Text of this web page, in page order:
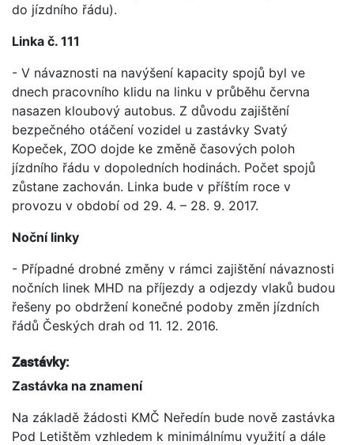
do jízdního řádu).
Linka č. 111
- V návaznosti na navýšení kapacity spojů byl ve
dnech pracovního klidu na linku v průběhu června
nasazen kloubový autobus. Z důvodu zajištění
bezpečného otáčení vozidel u zastávky Svatý
Kopeček, ZOO dojde ke změně časových poloh
jízdního řádu v dopoledních hodinách. Počet spojů
zůstane zachován. Linka bude v příštím roce v
provozu v období od 29. 4. – 28. 9. 2017.
Noční linky
- Případné drobné změny v rámci zajištění návaznosti
nočních linek MHD na příjezdy a odjezdy vlaků budou
řešeny po obdržení konečné podoby změn jízdních
řádů Českých drah od 11. 12. 2016.
Zastávky:
Zastávka na znamení
Na základě žádosti KMČ Neředín bude nově zastávka
Pod Letištěm vzhledem k minimálnímu využití a dále